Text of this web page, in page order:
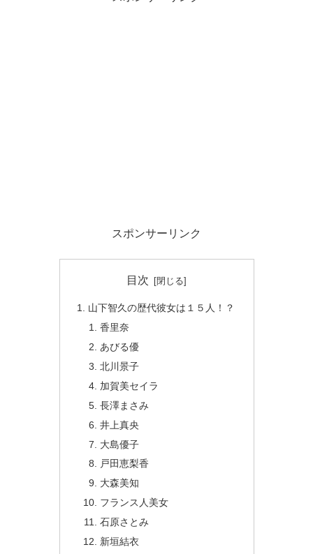
スポンサーリンク
目次
山下智久の歴代彼女は１５人！？
香里奈
あびる優
北川景子
加賀美セイラ
長澤まさみ
井上真央
大島優子
戸田恵梨香
大森美知
フランス人美女
石原さとみ
新垣結衣